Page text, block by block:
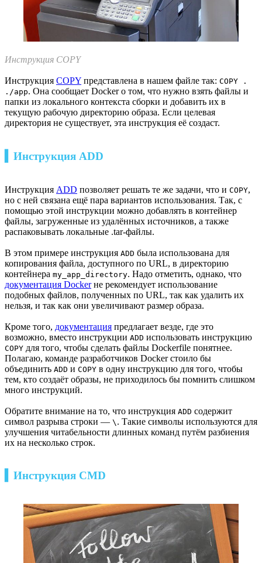
Инструкция COPY
Инструкция COPY представлена в нашем файле так: COPY .
./app. Она сообщает Docker о том, что нужно взять файлы и
папки из локального контекста сборки и добавить их в
текущую рабочую директорию образа. Если целевая
директория не существует, эта инструкция её создаст.
▍Инструкция ADD
Инструкция ADD позволяет решать те же задачи, что и COPY,
но с ней связана ещё пара вариантов использования. Так, с
помощью этой инструкции можно добавлять в контейнер
файлы, загруженные из удалённых источников, а также
распаковывать локальные .tar-файлы.
В этом примере инструкция ADD была использована для
копирования файла, доступного по URL, в директорию
контейнера my_app_directory. Надо отметить, однако, что
документация Dockerне рекомендует использование
подобных файлов, полученных по URL, так как удалить их
нельзя, и так как они увеличивают размер образа.
Кроме того, документация предлагает везде, где это
возможно, вместо инструкции ADD использовать инструкцию
COPY для того, чтобы сделать файлы Dockerfile понятнее.
Полагаю, команде разработчиков Docker стоило бы
объединить ADD и COPY в одну инструкцию для того, чтобы
тем, кто создаёт образы, не приходилось бы помнить слишком
много инструкций.
Обратите внимание на то, что инструкция ADD содержит
символ разрыва строки — \ . Такие символы используются для
улучшения читабельности длинных команд путём разбиения
их на несколько строк.
▍Инструкция CMD